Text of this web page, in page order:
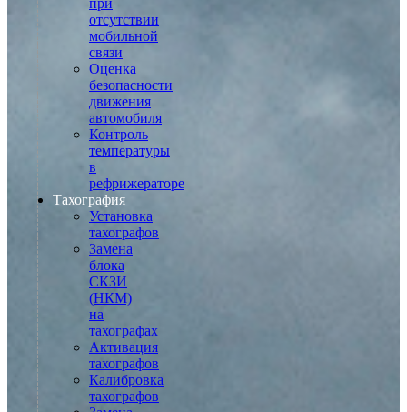
при
отсутствии
мобильной
связи
Оценка
безопасности
движения
автомобиля
Контроль
температуры
в
рефрижераторе
Тахография
Установка
тахографов
Замена
блока
СКЗИ
(НКМ)
на
тахографах
Активация
тахографов
Калибровка
тахографов